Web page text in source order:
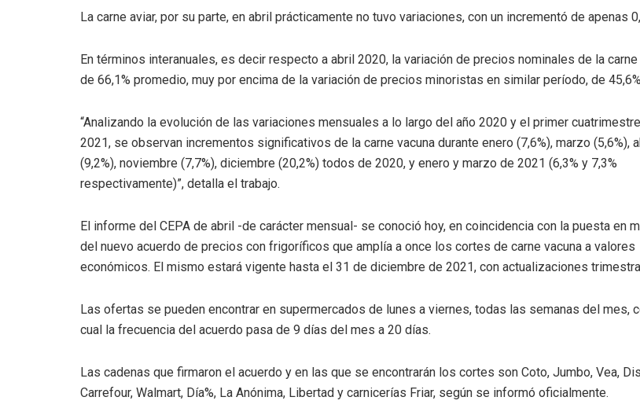
La carne aviar, por su parte, en abril prácticamente no tuvo variaciones, con un incrementó de apenas
En términos interanuales, es decir respecto a abril 2020, la variación de precios nominales de la
de 66,1% promedio, muy por encima de la variación de precios minoristas en similar período, de
“Analizando la evolución de las variaciones mensuales a lo largo del año 2020 y el primer
2021, se observan incrementos significativos de la carne vacuna durante enero (7,6%), marzo (5,6%),
(9,2%), noviembre (7,7%), diciembre (20,2%) todos de 2020, y enero y marzo de 2021 (6,3% y 7,3%
respectivamente)”, detalla el trabajo.
El informe del CEPA de abril -de carácter mensual- se conoció hoy, en coincidencia con la puesta en
del nuevo acuerdo de precios con frigoríficos que amplía a once los cortes de carne vacuna a valores
económicos. El mismo estará vigente hasta el 31 de diciembre de 2021, con actualizaciones
Las ofertas se pueden encontrar en supermercados de lunes a viernes, todas las semanas del mes,
cual la frecuencia del acuerdo pasa de 9 días del mes a 20 días.
Las cadenas que firmaron el acuerdo y en las que se encontrarán los cortes son Coto, Jumbo, Vea,
Carrefour, Walmart, Día%, La Anónima, Libertad y carnicerías Friar, según se informó oficialmente.